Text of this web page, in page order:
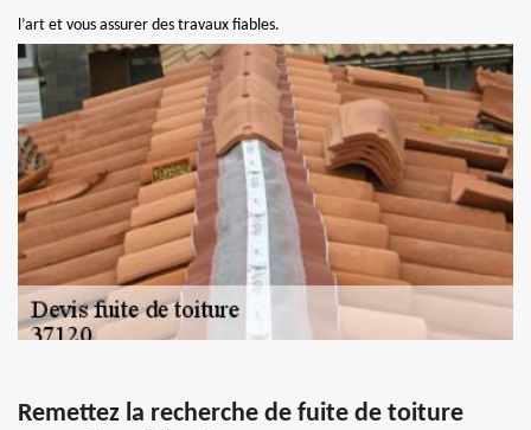
l’art et vous assurer des travaux fiables.
Remettez la recherche de fuite de toiture